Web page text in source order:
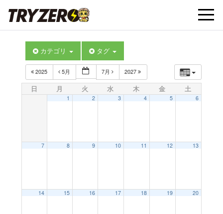
t
カテゴリ タグ
2025 5月 7月 2027
日 月 火 水 木 金 土
1 2 3 4 5 6
7 8 9 10 11 12 13
14 15 16 17 18 19 20